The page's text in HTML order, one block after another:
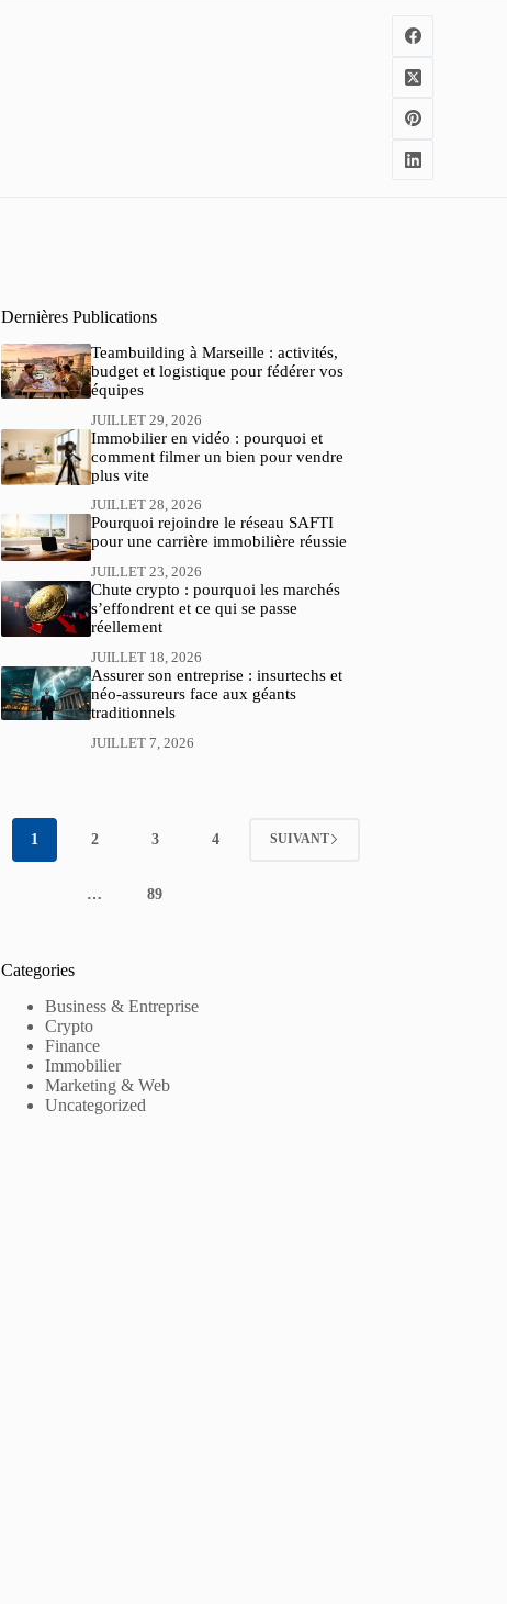
Dernières Publications
Teambuilding à Marseille : activités,
budget et logistique pour fédérer vos
équipes
JUILLET 29, 2026
Immobilier en vidéo : pourquoi et
comment filmer un bien pour vendre
plus vite
JUILLET 28, 2026
Pourquoi rejoindre le réseau SAFTI
pour une carrière immobilière réussie
JUILLET 23, 2026
Chute crypto : pourquoi les marchés
s’effondrent et ce qui se passe
réellement
JUILLET 18, 2026
Assurer son entreprise : insurtechs et
néo-assureurs face aux géants
traditionnels
JUILLET 7, 2026
1 2 3 4
… 89
SUIVANT
Categories
Business & Entreprise
Crypto
Finance
Immobilier
Marketing & Web
Uncategorized